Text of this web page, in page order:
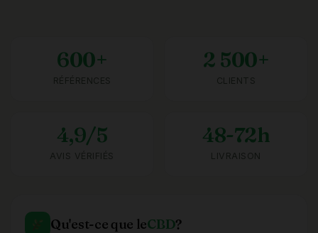
600+
RÉFÉRENCES
2 500+
CLIENTS
4,9/5
AVIS VÉRIFIÉS
48-72h
LIVRAISON
Qu'est-ce que leCBD?